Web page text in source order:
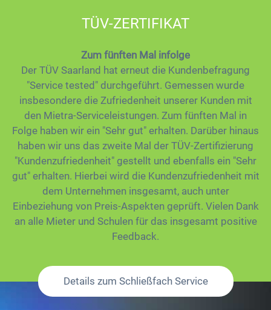
TÜV-ZERTIFIKAT
Zum fünften Mal infolge
Der TÜV Saarland hat erneut die Kundenbefragung
"Service tested" durchgeführt. Gemessen wurde
insbesondere die Zufriedenheit unserer Kunden mit
den Mietra-Serviceleistungen. Zum fünften Mal in
Folge haben wir ein "Sehr gut" erhalten. Darüber hinaus
haben wir uns das zweite Mal der TÜV-Zertifizierung
"Kundenzufriedenheit" gestellt und ebenfalls ein "Sehr
gut" erhalten. Hierbei wird die Kundenzufriedenheit mit
dem Unternehmen insgesamt, auch unter
Einbeziehung von Preis-Aspekten geprüft. Vielen Dank
an alle Mieter und Schulen für das insgesamt positive
Feedback.
Details zum Schließfach Service